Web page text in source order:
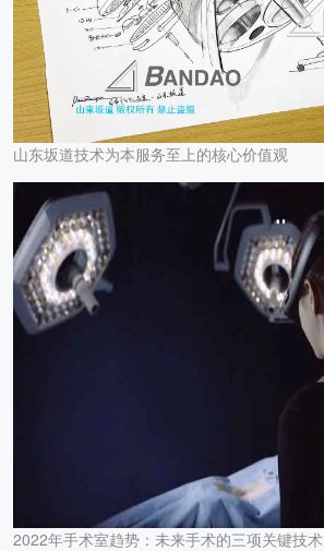
山东坂道技术为本服务至上的核心价值观
2022年手术室趋势：未来手术的三项关键技术